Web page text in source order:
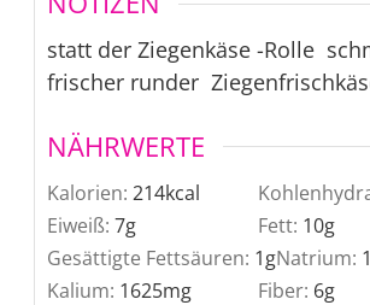
statt der Ziegenkäse -Rolle
frischer runder
NÄHRWERTE
Kalorien: 214kcal
Eiweiß: 7g Fett: 10g
Gesättigte Fettsäuren: 1gNatrium:
Kalium: 1625mg Fiber: 6g